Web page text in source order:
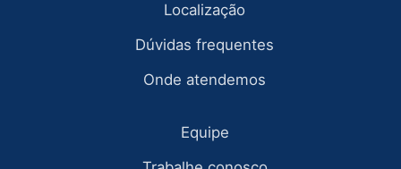
Localização
Dúvidas frequentes
Onde atendemos
Equipe